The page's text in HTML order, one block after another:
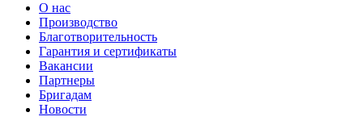
О нас
Производство
Благотворительность
Гарантия и сертификаты
Вакансии
Партнеры
Бригадам
Новости